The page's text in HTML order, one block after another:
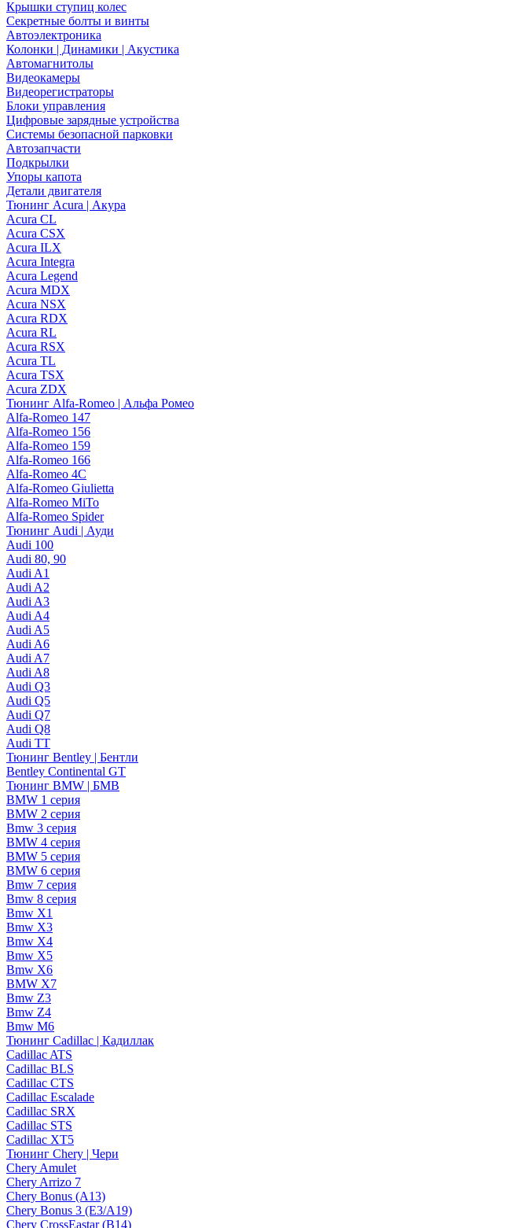
Крышки ступиц колес
Секретные болты и винты
Автоэлектроника
Колонки | Динамики | Акустика
Автомагнитолы
Видеокамеры
Видеорегистраторы
Блоки управления
Цифровые зарядные устройства
Системы безопасной парковки
Автозапчасти
Подкрылки
Упоры капота
Детали двигателя
Тюнинг Acura | Акура
Acura CL
Acura CSX
Acura ILX
Acura Integra
Acura Legend
Acura MDX
Acura NSX
Acura RDX
Acura RL
Acura RSX
Acura TL
Acura TSX
Acura ZDX
Тюнинг Alfa-Romeo | Альфа Ромео
Alfa-Romeo 147
Alfa-Romeo 156
Alfa-Romeo 159
Alfa-Romeo 166
Alfa-Romeo 4C
Alfa-Romeo Giulietta
Alfa-Romeo MiTo
Alfa-Romeo Spider
Тюнинг Audi | Ауди
Audi 100
Audi 80, 90
Audi A1
Audi A2
Audi A3
Audi A4
Audi A5
Audi A6
Audi A7
Audi A8
Audi Q3
Audi Q5
Audi Q7
Audi Q8
Audi TT
Тюнинг Bentley | Бентли
Bentley Continental GT
Тюнинг BMW | БМВ
BMW 1 серия
BMW 2 серия
Bmw 3 серия
BMW 4 серия
BMW 5 серия
BMW 6 серия
Bmw 7 серия
Bmw 8 серия
Bmw X1
Bmw X3
Bmw X4
Bmw X5
Bmw X6
BMW X7
Bmw Z3
Bmw Z4
Bmw М6
Тюнинг Cadillac | Кадиллак
Cadillac ATS
Cadillac BLS
Cadillac CTS
Cadillac Escalade
Cadillac SRX
Cadillac STS
Cadillac XT5
Тюнинг Chery | Чери
Chery Amulet
Chery Arrizo 7
Chery Bonus (A13)
Chery Bonus 3 (E3/A19)
Chery CrossEastar (B14)